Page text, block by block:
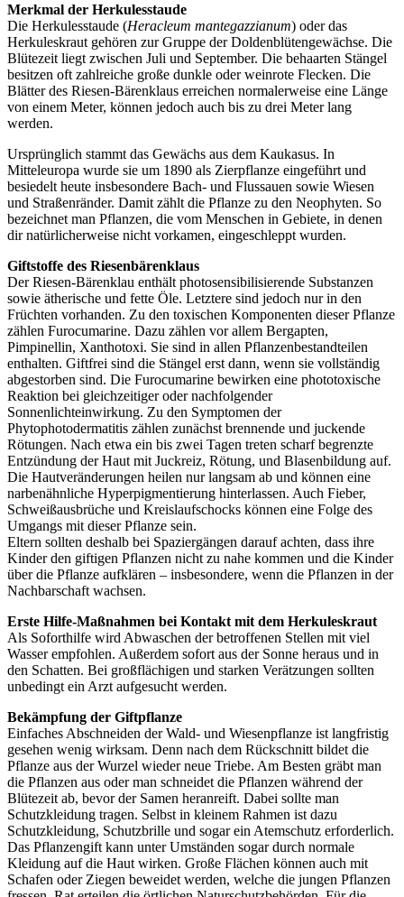
Merkmal der Herkulesstaude
Die Herkulesstaude (Heracleum mantegazzianum) oder das
Herkuleskraut gehören zur Gruppe der Doldenblütengewächse. Die
Blütezeit liegt zwischen Juli und September. Die behaarten Stängel
besitzen oft zahlreiche große dunkle oder weinrote Flecken. Die
Blätter des Riesen-Bärenklaus erreichen normalerweise eine Länge
von einem Meter, können jedoch auch bis zu drei Meter lang
werden.
Ursprünglich stammt das Gewächs aus dem Kaukasus. In
Mitteleuropa wurde sie um 1890 als Zierpflanze eingeführt und
besiedelt heute insbesondere Bach- und Flussauen sowie Wiesen
und Straßenränder. Damit zählt die Pflanze zu den Neophyten. So
bezeichnet man Pflanzen, die vom Menschen in Gebiete, in denen
dir natürlicherweise nicht vorkamen, eingeschleppt wurden.
Giftstoffe des Riesenbärenklaus
Der Riesen-Bärenklau enthält photosensibilisierende Substanzen
sowie ätherische und fette Öle. Letztere sind jedoch nur in den
Früchten vorhanden. Zu den toxischen Komponenten dieser Pflanze
zählen Furocumarine. Dazu zählen vor allem Bergapten,
Pimpinellin, Xanthotoxi. Sie sind in allen Pflanzenbestandteilen
enthalten. Giftfrei sind die Stängel erst dann, wenn sie vollständig
abgestorben sind. Die Furocumarine bewirken eine phototoxische
Reaktion bei gleichzeitiger oder nachfolgender
Sonnenlichteinwirkung. Zu den Symptomen der
Phytophotodermatitis zählen zunächst brennende und juckende
Rötungen. Nach etwa ein bis zwei Tagen treten scharf begrenzte
Entzündung der Haut mit Juckreiz, Rötung, und Blasenbildung auf.
Die Hautveränderungen heilen nur langsam ab und können eine
narbenähnliche Hyperpigmentierung hinterlassen. Auch Fieber,
Schweißausbrüche und Kreislaufschocks können eine Folge des
Umgangs mit dieser Pflanze sein.
Eltern sollten deshalb bei Spaziergängen darauf achten, dass ihre
Kinder den giftigen Pflanzen nicht zu nahe kommen und die Kinder
über die Pflanze aufklären – insbesondere, wenn die Pflanzen in der
Nachbarschaft wachsen.
Erste Hilfe-Maßnahmen bei Kontakt mit dem Herkuleskraut
Als Soforthilfe wird Abwaschen der betroffenen Stellen mit viel
Wasser empfohlen. Außerdem sofort aus der Sonne heraus und in
den Schatten. Bei großflächigen und starken Verätzungen sollten
unbedingt ein Arzt aufgesucht werden.
Bekämpfung der Giftpflanze
Einfaches Abschneiden der Wald- und Wiesenpflanze ist langfristig
gesehen wenig wirksam. Denn nach dem Rückschnitt bildet die
Pflanze aus der Wurzel wieder neue Triebe. Am Besten gräbt man
die Pflanzen aus oder man schneidet die Pflanzen während der
Blütezeit ab, bevor der Samen heranreift. Dabei sollte man
Schutzkleidung tragen. Selbst in kleinem Rahmen ist dazu
Schutzkleidung, Schutzbrille und sogar ein Atemschutz erforderlich.
Das Pflanzengift kann unter Umständen sogar durch normale
Kleidung auf die Haut wirken. Große Flächen können auch mit
Schafen oder Ziegen beweidet werden, welche die jungen Pflanzen